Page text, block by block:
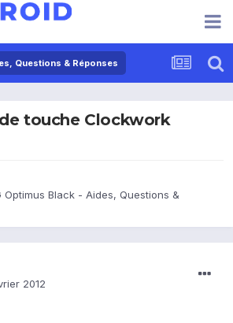
Questions & Réponses
touche Clockwork
Optimus Black - Aides, Questions &
2012